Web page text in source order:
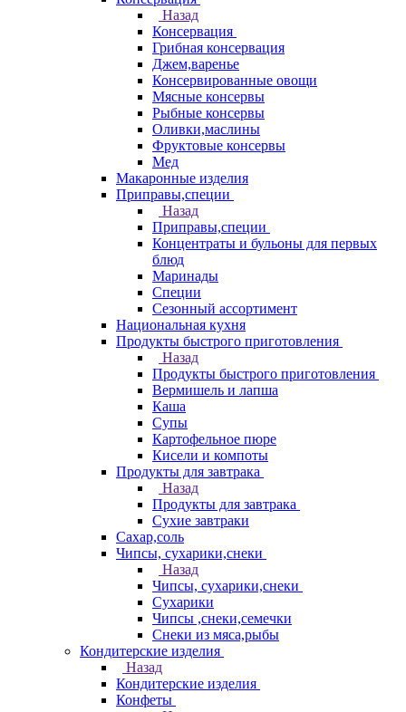
Назад
Консервация
Грибная консервация
Джем,варенье
Консервированные овощи
Мясные консервы
Рыбные консервы
Оливки,маслины
Фруктовые консервы
Мед
Макаронные изделия
Приправы,специи
Назад
Приправы,специи
Концентраты и бульоны для первых
блюд
Маринады
Специи
Сезонный ассортимент
Национальная кухня
Продукты быстрого приготовления
Назад
Продукты быстрого приготовления
Вермишель и лапша
Каша
Супы
Картофельное пюре
Кисели и компоты
Продукты для завтрака
Назад
Продукты для завтрака
Сухие завтраки
Сахар,соль
Чипсы, сухарики,снеки
Назад
Чипсы, сухарики,снеки
Сухарики
Чипсы ,снеки,семечки
Снеки из мяса,рыбы
Кондитерские изделия
Назад
Кондитерские изделия
Конфеты